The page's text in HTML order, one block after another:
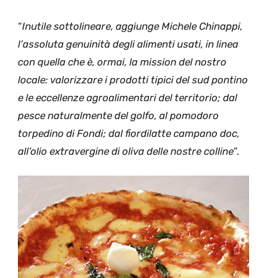
“Inutile sottolineare, aggiunge Michele Chinappi,
l’assoluta genuinità degli alimenti usati, in linea
con quella che è, ormai, la mission del nostro
locale: valorizzare i prodotti tipici del sud pontino
e le eccellenze agroalimentari del territorio; dal
pesce naturalmente del golfo, al pomodoro
torpedino di Fondi; dal fiordilatte campano doc,
all’olio extravergine di oliva delle nostre colline”.